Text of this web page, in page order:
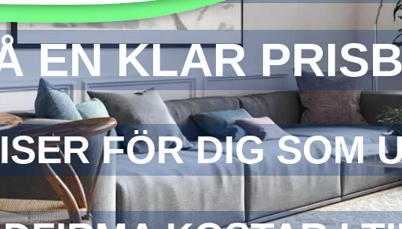
EN KLAR
FÖR DIG SOM